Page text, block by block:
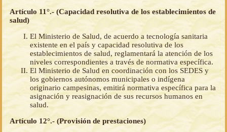
Artículo 11°.- (Capacidad resolutiva de los establecimientos de
salud)
El Ministerio de Salud, de acuerdo a tecnología sanitaria
existente en el país y capacidad resolutiva de los
establecimientos de salud, reglamentará la atención de los
niveles correspondientes a través de normativa específica.
El Ministerio de Salud en coordinación con los SEDES y
los gobiernos autónomos municipales o indígena
originario campesinas, emitirá normativa específica para la
asignación y reasignación de sus recursos humanos en
salud.
Artículo 12°.- (Provisión de prestaciones)